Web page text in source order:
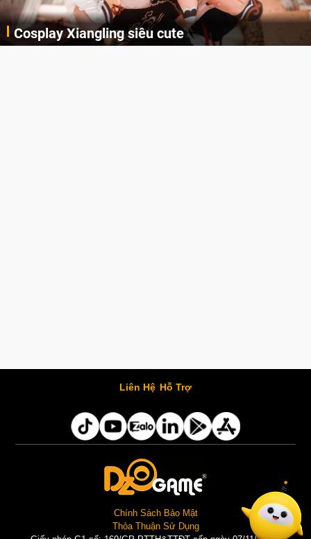
Cosplay Xiangling siêu cute
Liên Hệ Hỗ Trợ
Chính Sách Bảo Mật
Thỏa Thuận Sử Dụng